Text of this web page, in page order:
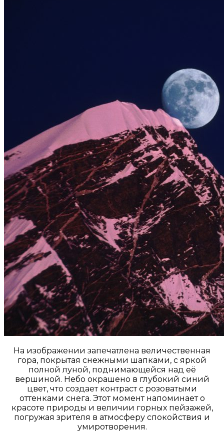
На изображении запечатлена величественная
гора, покрытая снежными шапками, с яркой
полной луной, поднимающейся над её
вершиной. Небо окрашено в глубокий синий
цвет, что создает контраст с розоватыми
оттенками снега. Этот момент напоминает о
красоте природы и величии горных пейзажей,
погружая зрителя в атмосферу спокойствия и
умиротворения.